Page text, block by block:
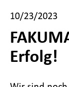
10/23/2023
Erfolg!